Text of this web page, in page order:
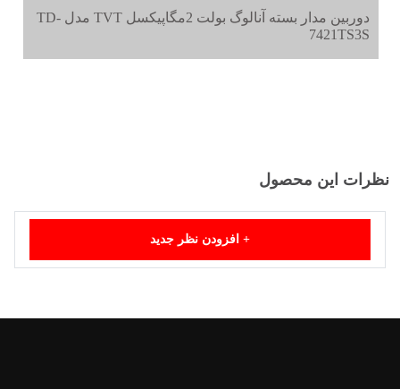
دوربین مدار بسته آنالوگ بولت 2مگاپیکسل TVT مدل TD-
7421TS3S
نظرات این محصول
+ افزودن نظر جدید